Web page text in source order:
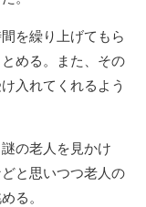
を繰り上げてもら
める。また、その
入れてくれるよう
の老人を見かけ
と思いつつ老人の
る。